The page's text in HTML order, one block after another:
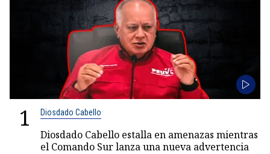
1 Diosdado Cabello
Diosdado Cabello estalla en amenazas mientras
el Comando Sur lanza una nueva advertencia